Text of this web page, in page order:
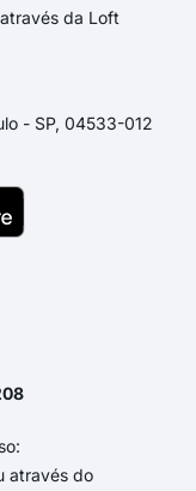
da Loft
- SP, 04533-012
através do